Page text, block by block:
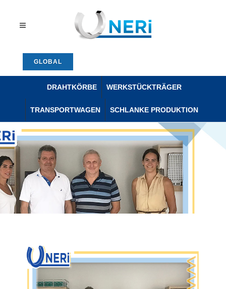
GLOBAL
DRAHTKÖRBE WERKSTÜCKTRÄGER
TRANSPORTWAGEN SCHLANKE PRODUKTION